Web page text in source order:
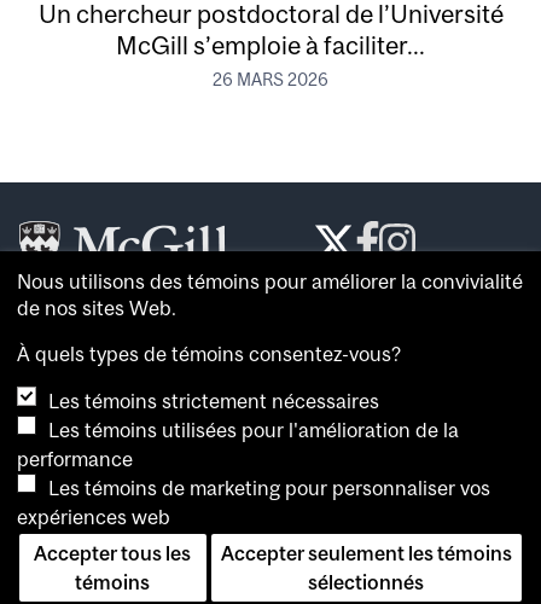
Un chercheur postdoctoral de l’Université
McGill s’emploie à faciliter...
26 MARS 2026
Le McGill Reporter
Avis sur les témoins
Pour consulter plus de nouvelles et de vidéos, et
connaître l’opinion de spécialistes, visitez lasalle de
presse de McGill
archives duMcGill Reporter.
Nous utilisons des témoins pour améliorer la convivialité
de nos sites Web.
À quels types de témoins consentez-vous?
Les témoins strictement nécessaires
Les témoins utilisées pour l'amélioration de la
performance
Les témoins de marketing pour personnaliser vos
expériences web
Accepter tous les
témoins
Accepter seulement les témoins
sélectionnés